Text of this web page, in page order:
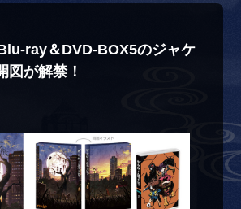
ray＆DVD-BOX5のジャケ
図が解禁！